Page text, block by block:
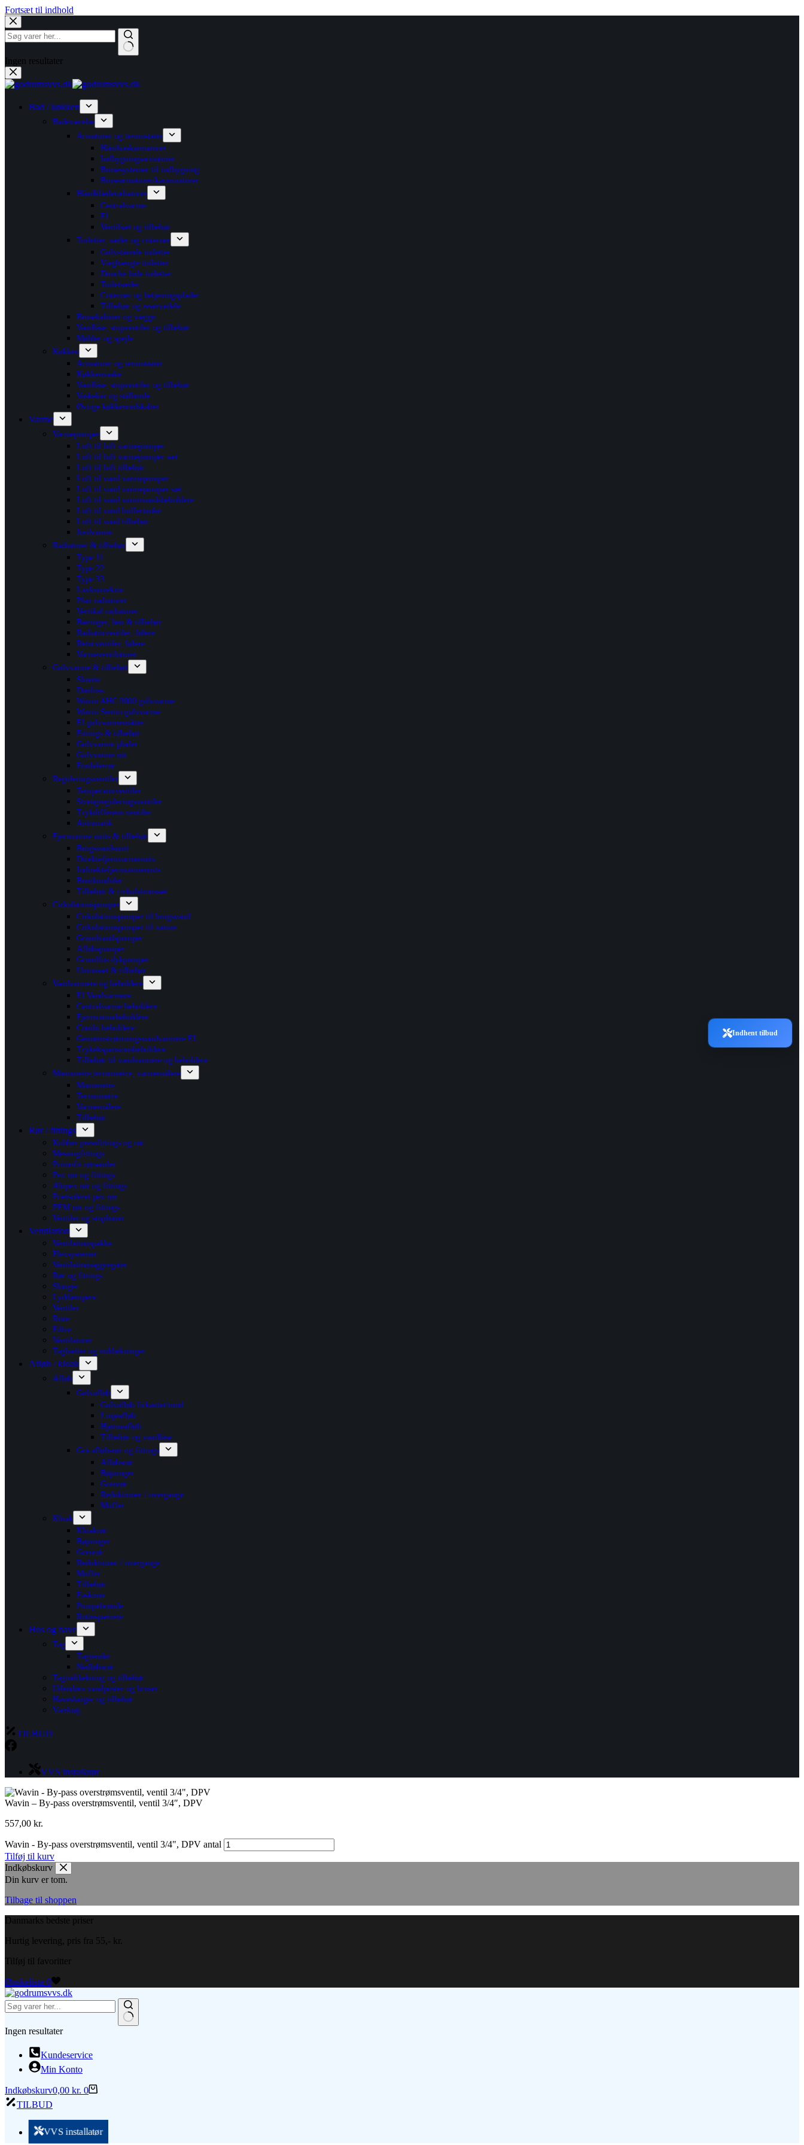
Fortsæt til indhold
Ingen resultater
Bad / køkken
Badeværelse
Armaturer og termostater
Håndvaskarmaturer
Indbygningsarmaturer
Brusesystemer til indbygning
Brusearmaturer/kararmaturer
Håndklæderadiatorer
Centralvarme
El
Ventilsæt og tilbehør
Toiletter, sæder og cisterner
Gulvstående toiletter
Væghængte toiletter
Douche bide toiletter
Toiletsæder
Cisterner og betjeningsplader
Tilbehør og reservedele
Brusekabiner og vægge
Vandlåse, stopventiler og tilbehør
Møbler og spejle
Køkken
Armaturer og termostater
Køkkenvaske
Vandlåse, stopventiler og tilbehør
Vaskekar og stålborde
Øvrige køkkenredskaber
Varme
Varmepumper
Luft til luft varmepumper
Luft til luft varmepumper sæt
Luft til luft tilbehør
Luft til vand varmepumper
Luft til vand varmepumper sæt
Luft til vand varmtvandsbeholdere
Luft til vand buffertanke
Luft til vand tilbehør
Jordvarme
Radiatorer & tilbehør
Type 11
Type 22
Type 33
Lavkonvektor
Plan radiatorer
Vertikal radiatorer
Bæringer, ben & tilbehør
Radiatorventiler, følere
Returventiler, følere
Varmeventilatorer
Gulvvarme & tilbehør
Shunte
Danfoss
Wavin AHC 9000 gulvvarme
Wavin Sentio gulvvarme
El gulvvarmemåtter
Fittings & tilbehør
Gulvvarme plader
Gulvvarme rør
Fordelerrør
Reguleringsventiler
Temperaturventiler
Strengreguleringsventiler
Trykdifferens ventiler
Automatik
Fjernvarme units & tilbehør
Brugsvandsunit
Direktefjernvarmeunits
Indirektefjernvarmeunits
Bundmoduler
Tilbehør & cirkulationssæt
Cirkulationspumper
Cirkulationspumper til brugsvand
Cirkulationspumper til varme
Grundvandspumper
Afløbspumper
Grundfos dykpumper
Unionsæt & tilbehør
Vandvarmere og beholdere
El Vandvarmere
Centralvarme beholdere
Fjernvarmebeholdere
Combi beholdere
Gennemstrømningsvandvarmere EL
Trykekspansionsbeholdere
Tilbehør til vandvarmere og beholdere
Manometre,termometre, varmemålere
Manometre
Termometre
Varmemålere
Tilbehør
Rør / fittings
Kobber pressfittings og rør
Messingfittings
Primofit rørsamler
Pex rør og fittings
Alupex rør og fittings
Præisoleret pex rør
PEM rør og fittings
Ventiler og stophaner
Ventilation
Ventilationspakke
Flexsystemer
Ventilationsaggregater
Rør og fittings
Slanger
Lyddæmpere
Ventiler
Riste
Filtre
Ventilatorer
Taghætter og inddækninger
Afløb / kloak
Afløb
Gulvafløb
Gulvafløb firkantet/rund
Linjeafløb
Hjørneafløb
Tilbehør og vandlåse
Grå afløbsrør og fittings
Afløbsrør
Bøjninger
Grenrør
Reduktioner / overgange
Muffer
Kloak
Kloakrør
Bøjninger
Grenrør
Reduktioner / overgange
Muffer
Tilbehør
Faskiner
Pumpebrønde
Rottespærrere
Hus og have
Tag
Tagrender
Nedløbsrør
Taginddækning og tilbehør
Udendørs vandposter og bruser
Haveslanger og tilbehør
Værktøj
TILBUD
VVS installatør
Wavin – By-pass overstrømsventil, ventil 3/4″, DPV
557,00 kr.
Wavin - By-pass overstrømsventil, ventil 3/4", DPV antal
Tilføj til kurv
Indkøbskurv
Din kurv er tom.
Tilbage til shoppen
Danmarks bedste priser
Hurtig levering, pris fra 55,- kr.
Tilføj til favoritter
Ønskeliste 0
Ingen resultater
Kundeservice
Min Konto
Indkøbskurv0,00 kr. 0
TILBUD
VVS installatør
Indhent tilbud